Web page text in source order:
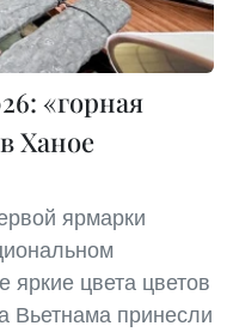
«горная
Ханое
ярмарки
яркие цвета цветов
Вьетнама принесли